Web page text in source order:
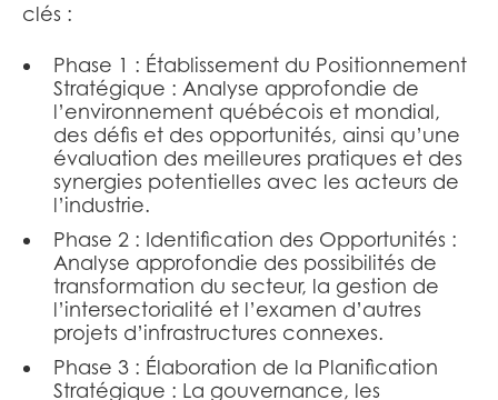
clés :
Phase 1 : Établissement du Positionnement
Stratégique : Analyse approfondie de
l’environnement québécois et mondial,
des défis et des opportunités, ainsi qu’une
évaluation des meilleures pratiques et des
synergies potentielles avec les acteurs de
l’industrie.
Phase 2 : Identification des Opportunités :
Analyse approfondie des possibilités de
transformation du secteur, la gestion de
l’intersectorialité et l’examen d’autres
projets d’infrastructures connexes.
Phase 3 : Élaboration de la Planification
Stratégique : La gouvernance, les